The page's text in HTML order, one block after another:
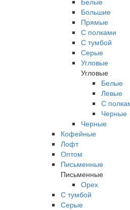
Большие
Прямые
С полками
С тумбой
Серые
Угловые
Угловые
Белые
Левые
С
Черные
Черные
Кофейные
Лофт
Оптом
Письменные
Письменные
Орех
С тумбой
Серые